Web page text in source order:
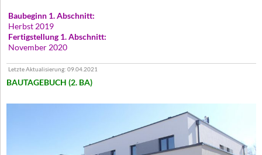
Baubeginn 1. Abschnitt:
Herbst 2019
Fertigstellung 1. Abschnitt:
November 2020
Letzte Aktualisierung: 09.04.2021
BAUTAGEBUCH (2. BA)